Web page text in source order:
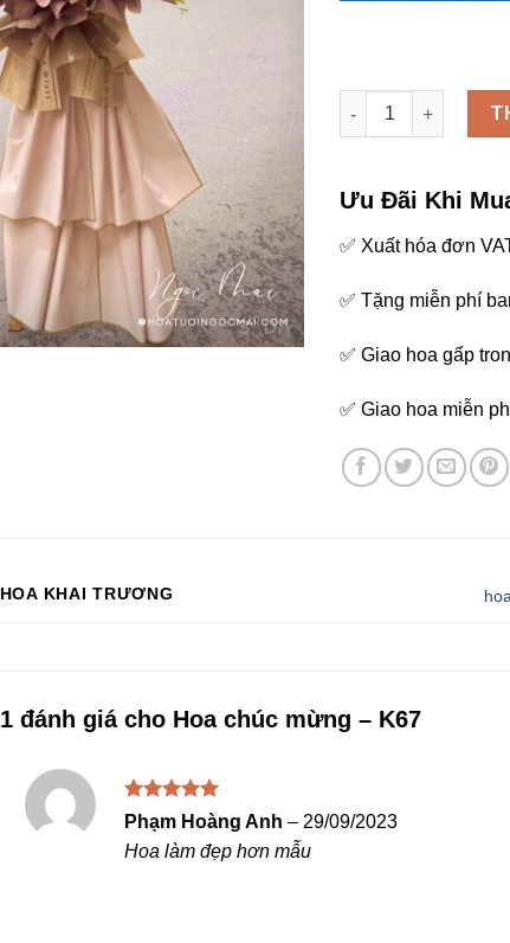
Hoa chúc mừng -
Ưu Đãi Khi
✅ Xuất hóa đơn
✅ Tặng miễn phí
✅ Giao hoa gấp
✅ Giao hoa miễn
HOA KHAI TRƯƠNG
1 đánh giá cho Hoa chúc mừng – K67
Được xếp
hạng
sao
Phạm Hoàng Anh – 29/09/2023
Hoa làm đẹp hơn mẫu